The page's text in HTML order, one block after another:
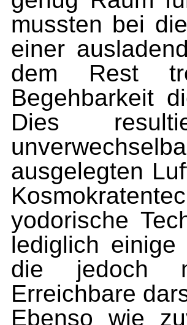
mussten bei
einer
dem Rest
Begehbarkeit
Dies
ausgelegten
yodorische
lediglich einige
die jedoch
Erreichbare
Ebenso wie